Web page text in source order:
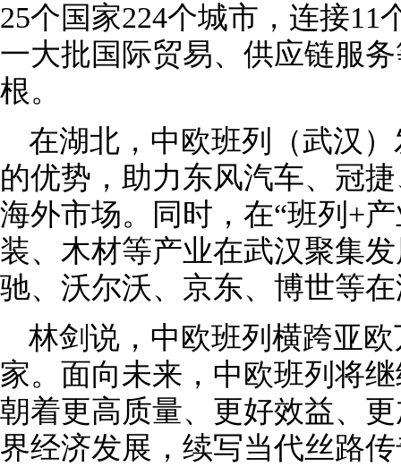
25个国家224个城市，连接11
一大批国际贸易、供应链服
根。
在湖北，中欧班列（武汉
的优势，助力东风汽车、冠
海外市场。同时，在“班列+
装、木材等产业在武汉聚集
驰、沃尔沃、京东、博世等
林剑说，中欧班列横跨亚
家。面向未来，中欧班列将
朝着更高质量、更好效益、
界经济发展，续写当代丝路